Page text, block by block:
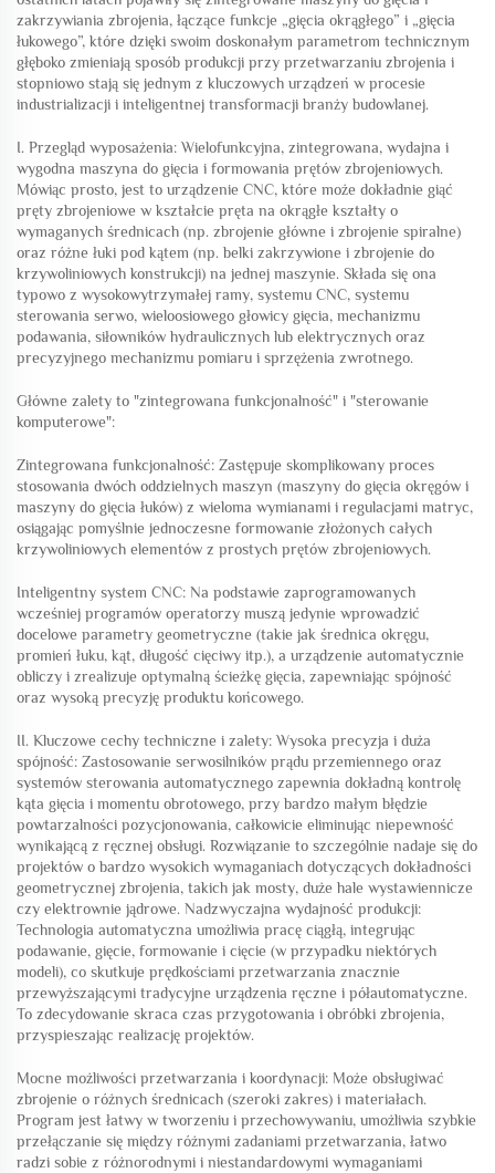
zakrzywiania zbrojenia, łączące funkcje „gięcia okrągłego” i „gięcia
łukowego”, które dzięki swoim doskonałym parametrom technicznym
głęboko zmieniają sposób produkcji przy przetwarzaniu zbrojenia i
stopniowo stają się jednym z kluczowych urządzeń w procesie
industrializacji i inteligentnej transformacji branży budowlanej.
I. Przegląd wyposażenia: Wielofunkcyjna, zintegrowana, wydajna i
wygodna maszyna do gięcia i formowania prętów zbrojeniowych.
Mówiąc prosto, jest to urządzenie CNC, które może dokładnie giąć
pręty zbrojeniowe w kształcie pręta na okrągłe kształty o
wymaganych średnicach (np. zbrojenie główne i zbrojenie spiralne)
oraz różne łuki pod kątem (np. belki zakrzywione i zbrojenie do
krzywoliniowych konstrukcji) na jednej maszynie. Składa się ona
typowo z wysokowytrzymałej ramy, systemu CNC, systemu
sterowania serwo, wieloosiowego głowicy gięcia, mechanizmu
podawania, siłowników hydraulicznych lub elektrycznych oraz
precyzyjnego mechanizmu pomiaru i sprzężenia zwrotnego.
Główne zalety to "zintegrowana funkcjonalność" i "sterowanie
komputerowe":
Zintegrowana funkcjonalność: Zastępuje skomplikowany proces
stosowania dwóch oddzielnych maszyn (maszyny do gięcia okręgów i
maszyny do gięcia łuków) z wieloma wymianami i regulacjami matryc,
osiągając pomyślnie jednoczesne formowanie złożonych całych
krzywoliniowych elementów z prostych prętów zbrojeniowych.
Inteligentny system CNC: Na podstawie zaprogramowanych
wcześniej programów operatorzy muszą jedynie wprowadzić
docelowe parametry geometryczne (takie jak średnica okręgu,
promień łuku, kąt, długość cięciwy itp.), a urządzenie automatycznie
obliczy i zrealizuje optymalną ścieżkę gięcia, zapewniając spójność
oraz wysoką precyzję produktu końcowego.
II. Kluczowe cechy techniczne i zalety: Wysoka precyzja i duża
spójność: Zastosowanie serwosilników prądu przemiennego oraz
systemów sterowania automatycznego zapewnia dokładną kontrolę
kąta gięcia i momentu obrotowego, przy bardzo małym błędzie
powtarzalności pozycjonowania, całkowicie eliminując niepewność
wynikającą z ręcznej obsługi. Rozwiązanie to szczególnie nadaje się do
projektów o bardzo wysokich wymaganiach dotyczących dokładności
geometrycznej zbrojenia, takich jak mosty, duże hale wystawiennicze
czy elektrownie jądrowe. Nadzwyczajna wydajność produkcji:
Technologia automatyczna umożliwia pracę ciągłą, integrując
podawanie, gięcie, formowanie i cięcie (w przypadku niektórych
modeli), co skutkuje prędkościami przetwarzania znacznie
przewyższającymi tradycyjne urządzenia ręczne i półautomatyczne.
To zdecydowanie skraca czas przygotowania i obróbki zbrojenia,
przyspieszając realizację projektów.
Mocne możliwości przetwarzania i koordynacji: Może obsługiwać
zbrojenie o różnych średnicach (szeroki zakres) i materiałach.
Program jest łatwy w tworzeniu i przechowywaniu, umożliwia szybkie
przełączanie się między różnymi zadaniami przetwarzania, łatwo
radzi sobie z różnorodnymi i niestandardowymi wymaganiami